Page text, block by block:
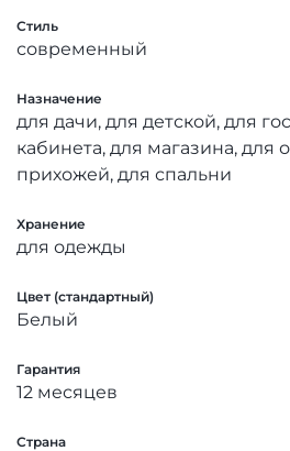
Стиль
современный
Назначение
для дачи, для детской, для
кабинета, для магазина, для
прихожей, для спальни
Хранение
для одежды
Цвет (стандартный)
Белый
Гарантия
12 месяцев
Страна